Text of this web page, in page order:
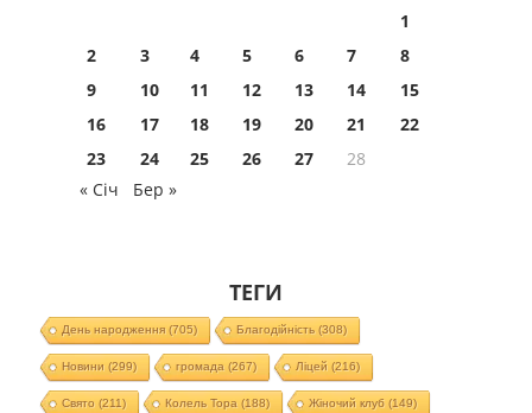
1
2
3 4 5 6 7
8
9
10 11 12 13 14
15
16
17 18 19 20 21
22
23
24 25 26 27
28
« Січ
Бер »
ТЕГИ
День народження(705) Благодійність (308)
Новини (299) громада (267) Ліцей (216)
Свято (211) Колель Тора (188) Жіночий клуб (149)